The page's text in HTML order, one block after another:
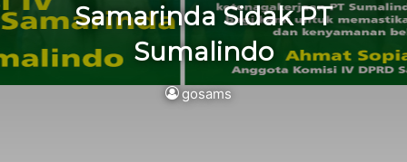
Samarinda Sidak PT
Sumalindo
gosams